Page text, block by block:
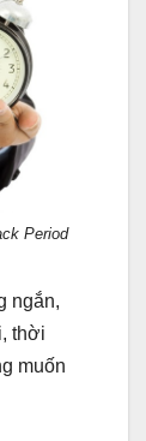
Period
ngắn,
thời
muốn